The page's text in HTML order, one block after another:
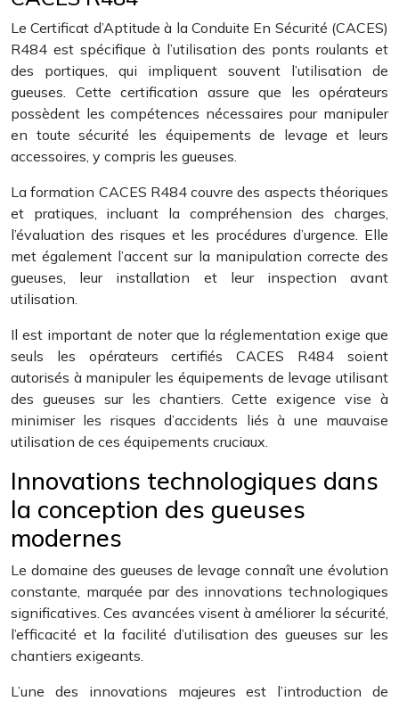
Le Certificat d’Aptitude à la Conduite En Sécurité (CACES)
R484 est spécifique à l’utilisation des ponts roulants et
des portiques, qui impliquent souvent l’utilisation de
gueuses. Cette certification assure que les opérateurs
possèdent les compétences nécessaires pour manipuler
en toute sécurité les équipements de levage et leurs
accessoires, y compris les gueuses.
La formation CACES R484 couvre des aspects théoriques
et pratiques, incluant la compréhension des charges,
l’évaluation des risques et les procédures d’urgence. Elle
met également l’accent sur la manipulation correcte des
gueuses, leur installation et leur inspection avant
utilisation.
Il est important de noter que la réglementation exige que
seuls les opérateurs certifiés CACES R484 soient
autorisés à manipuler les équipements de levage utilisant
des gueuses sur les chantiers. Cette exigence vise à
minimiser les risques d’accidents liés à une mauvaise
utilisation de ces équipements cruciaux.
Innovations technologiques dans
la conception des gueuses
modernes
Le domaine des gueuses de levage connaît une évolution
constante, marquée par des innovations technologiques
significatives. Ces avancées visent à améliorer la sécurité,
l’efficacité et la facilité d’utilisation des gueuses sur les
chantiers exigeants.
L’une des innovations majeures est l’introduction de